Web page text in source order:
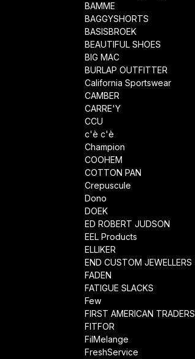
BAMME
BAGGYSHORTS
BASISBROEK
BEAUTIFUL SHOES
BIG MAC
BURLAP OUTFITTER
California Sportswear
CAMBER
CARRE'Y
CCU
c'è c'è
Champion
COOHEM
COTTON PAN
Crepuscule
Dono
DOEK
ED ROBERT JUDSON
EEL Products
ELLIKER
END CUSTOM JEWELLERS
FADEN
FATIGUE SLACKS
Few
FIRST AMERICAN TRADERS
FITFOR
FilMelange
FreshService